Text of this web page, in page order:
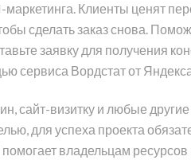
Клиенты ценят
сделать заказ снова.
заявку для получения
сервиса Вордстат от
сайт-визитку и любые
для успеха проекта
владельцам